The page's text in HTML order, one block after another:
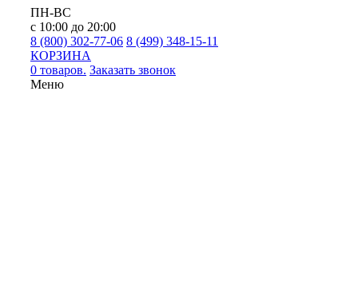
ПН-ВС
с 10:00 до 20:00
8 (800) 302-77-06 8 (499) 348-15-11
КОРЗИНА
0 товаров. Заказать звонок
Меню